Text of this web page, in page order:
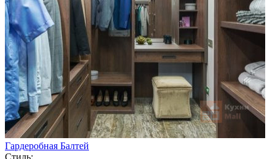
Гардеробная Балтей
Стиль: